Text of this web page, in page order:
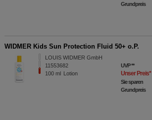
Grundpreis
WIDMER Kids Sun Protection Fluid 50+ o.P.
LOUIS WIDMER GmbH
11553682
100 ml Lotion
UVP**
Unser Preis*
Sie sparen
Grundpreis